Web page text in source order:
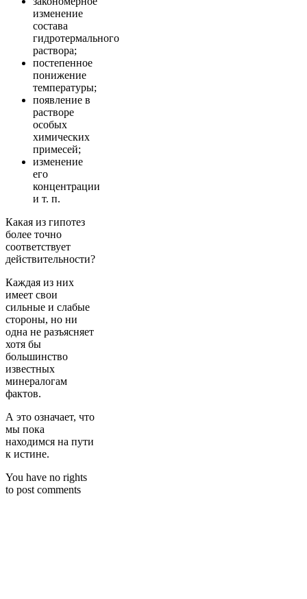
изменение
состава
гидротермального
раствора;
постепенное
понижение
температуры;
появление в
растворе
особых
химических
примесей;
изменение
его
концентрации
и т. п.
Какая из гипотез
более точно
соответствует
действительности?
Каждая из них
имеет свои
сильные и слабые
стороны, но ни
одна не разъясняет
хотя бы
большинство
известных
минералогам
фактов.
А это означает, что
мы пока
находимся на пути
к истине.
You have no rights
to post comments